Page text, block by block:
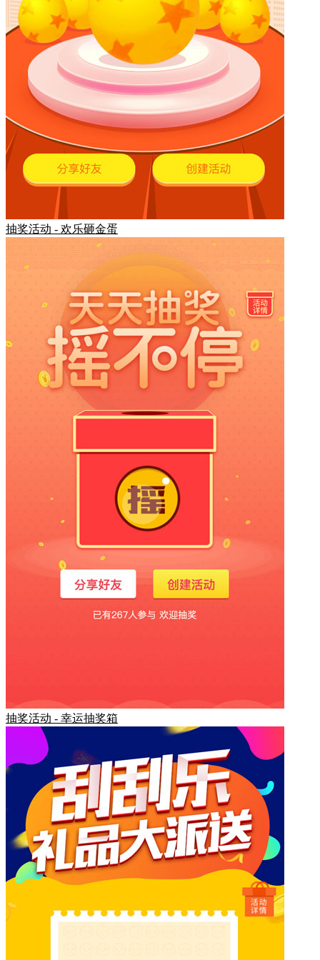
抽奖活动 - 欢乐砸金蛋
抽奖活动 - 幸运抽奖箱